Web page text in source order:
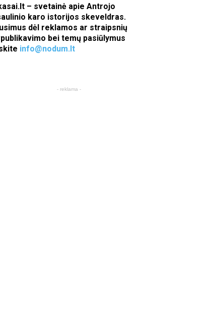
– svetainė apie Antrojo
karo istorijos skeveldras.
dėl reklamos ar straipsnių
bei temų pasiūlymus
info@nodum.lt
- reklama -